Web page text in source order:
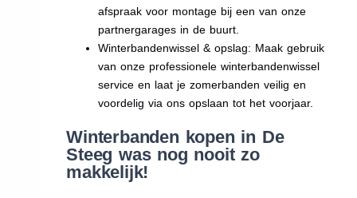
afspraak voor montage bij een van onze
partnergarages in de buurt.
Winterbandenwissel & opslag: Maak gebruik
van onze professionele winterbandenwissel
service en laat je zomerbanden veilig en
voordelig via ons opslaan tot het voorjaar.
Winterbanden kopen in De
Steeg was nog nooit zo
makkelijk!